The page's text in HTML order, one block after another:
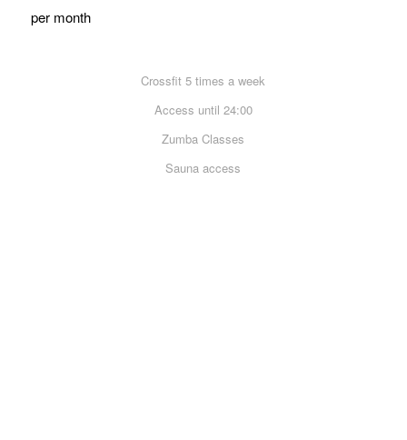
per month
Crossfit 5 times a week
Access until 24:00
Zumba Classes
Sauna access